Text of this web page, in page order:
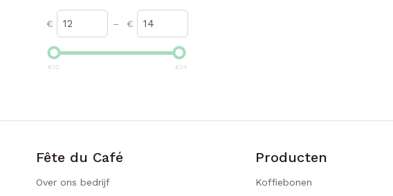
€ – €
€ 12 € 14
Fête du Café
Over ons bedrijf
Producten
Koffiebonen